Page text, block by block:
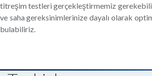
titreşim testleri gerçekleştirmemiz
ve saha gereksinimlerinize dayalı olarak
bulabiliriz.